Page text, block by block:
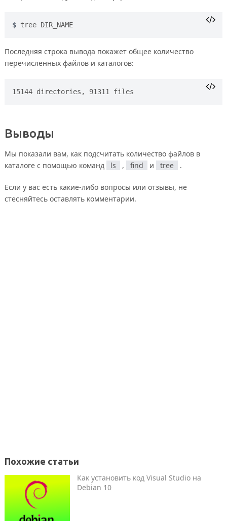
tree DIR_NAME
Последняя строка вывода покажет общее количество
перечисленных файлов и каталогов:
Выводы
Мы показали вам, как подсчитать количество файлов в
каталоге с помощью команд
ls , find и tree .
Если у вас есть какие-либо вопросы или отзывы, не
стесняйтесь оставлять комментарии.
Похожие статьи
Как установить код Visual Studio на
Debian 10